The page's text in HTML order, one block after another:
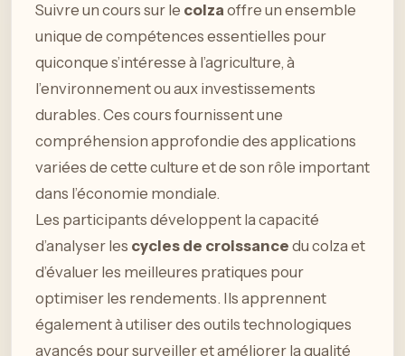
Suivre un cours sur le colzaoffre un ensemble
unique de compétences essentielles pour
quiconque s’intéresse à l’agriculture, à
l’environnement ou aux investissements
durables. Ces cours fournissent une
compréhension approfondie des applications
variées de cette culture et de son rôle important
dans l’économie mondiale.
Les participants développent la capacité
d’analyser les cycles de croissance du colza et
d’évaluer les meilleures pratiques pour
optimiser les rendements. Ils apprennent
également à utiliser des outils technologiques
avancés pour surveiller et améliorer la qualité